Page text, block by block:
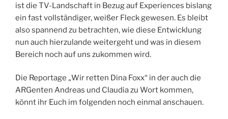
ist die TV-Landschaft in Bezug auf Experiences bislang
ein fast vollständiger, weißer Fleck gewesen. Es bleibt
also spannend zu betrachten, wie diese Entwicklung
nun auch hierzulande weitergeht und was in diesem
Bereich noch auf uns zukommen wird.
Die Reportage „Wir retten Dina Foxx“ in der auch die
ARGenten Andreas und Claudia zu Wort kommen,
könnt ihr Euch im folgenden noch einmal anschauen.